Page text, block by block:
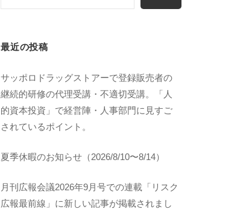
最近の投稿
サッポロドラッグストアーで登録販売者の
継続的研修の代理受講・不適切受講。「人
的資本投資」で経営陣・人事部門に見すご
されているポイント。
夏季休暇のお知らせ（2026/8/10〜8/14）
月刊広報会議2026年9月号での連載「リスク
広報最前線」に新しい記事が掲載されまし